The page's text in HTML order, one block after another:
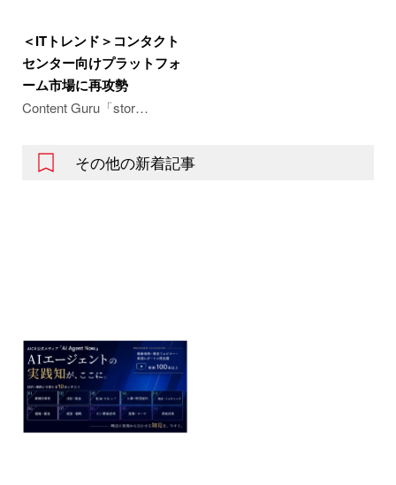
＜ITトレンド＞コンタクト
センター向けプラットフォ
ーム市場に再攻勢
Content Guru「stor…
その他の新着記事